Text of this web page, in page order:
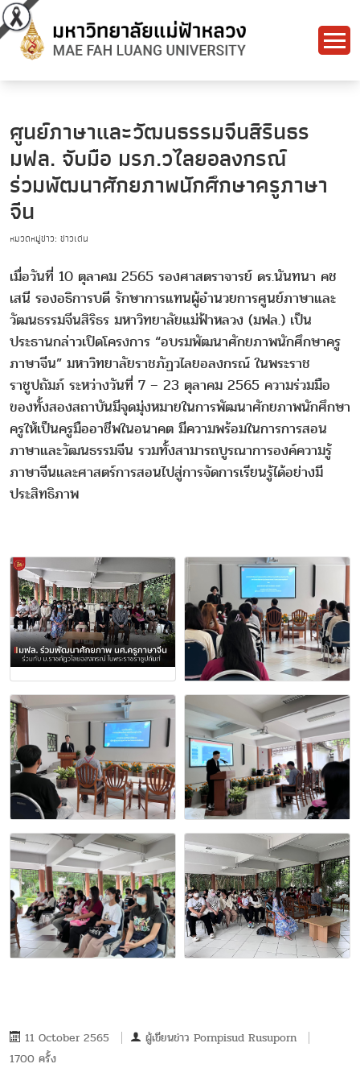
ศูนย์ภาษาและวัฒนธรรมจีนสิรินธร
มฟล. จับมือ มรภ.วไลยอลงกรณ์
ร่วมพัฒนาศักยภาพนักศึกษาครูภาษา
จีน
หมวดหมู่ข่าว: ข่าวเด่น
เมื่อวันที่ 10 ตุลาคม 2565 รองศาสตราจารย์ ดร.นันทนา คช
เสนี รองอธิการบดี รักษาการแทนผู้อำนวยการศูนย์ภาษาและ
วัฒนธรรมจีนสิริธร มหาวิทยาลัยแม่ฟ้าหลวง (มฟล.) เป็น
ประธานกล่าวเปิดโครงการ “อบรมพัฒนาศักยภาพนักศึกษาครู
ภาษาจีน” มหาวิทยาลัยราชภัฏวไลยอลงกรณ์ ในพระราช
ราชูปถัมภ์ ระหว่างวันที่ 7 – 23 ตุลาคม 2565 ความร่วมมือ
ของทั้งสองสถาบันมีจุดมุ่งหมายในการพัฒนาศักยภาพนักศึกษา
ครูให้เป็นครูมืออาชีพในอนาคต มีความพร้อมในการการสอน
ภาษาและวัฒนธรรมจีน รวมทั้งสามารถบูรณาการองค์ความรู้
ภาษาจีนและศาสตร์การสอนไปสู่การจัดการเรียนรู้ได้อย่างมี
ประสิทธิภาพ
11 October 2565 ผู้เขียนข่าว Pornpisud Rusuporn
1700 ครั้ง